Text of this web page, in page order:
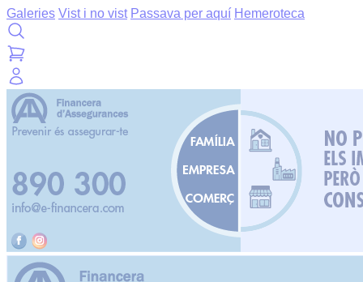
Galeries Vist i no vist Passava per aquí Hemeroteca